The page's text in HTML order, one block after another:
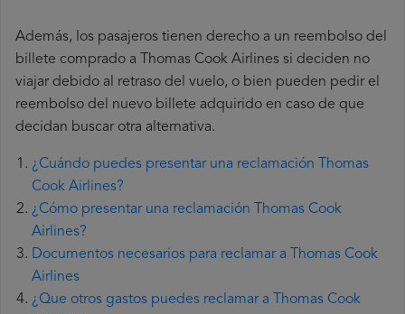
Además, los pasajeros tienen derecho a un reembolso del
billete comprado a Thomas Cook Airlines si deciden no
viajar debido al retraso del vuelo, o bien pueden pedir el
reembolso del nuevo billete adquirido en caso de que
decidan buscar otra alternativa.
¿Cuándo puedes presentar una reclamación Thomas
Cook Airlines?
¿Cómo presentar una reclamación Thomas Cook
Airlines?
Documentos necesarios para reclamar a Thomas Cook
Airlines
¿Que otros gastos puedes reclamar a Thomas Cook